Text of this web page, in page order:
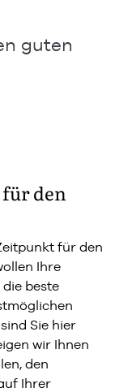
guten
den
für den
Ihre
beste
Sie hier
wir Ihnen
den
Ihrer